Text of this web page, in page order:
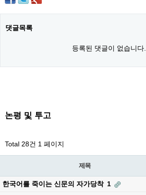
댓글목록
등록된 댓글이 없습니다.
논평 및 투고
Total 28건 1 페이지
제목
한국어를 죽이는 신문의 자가당착 1